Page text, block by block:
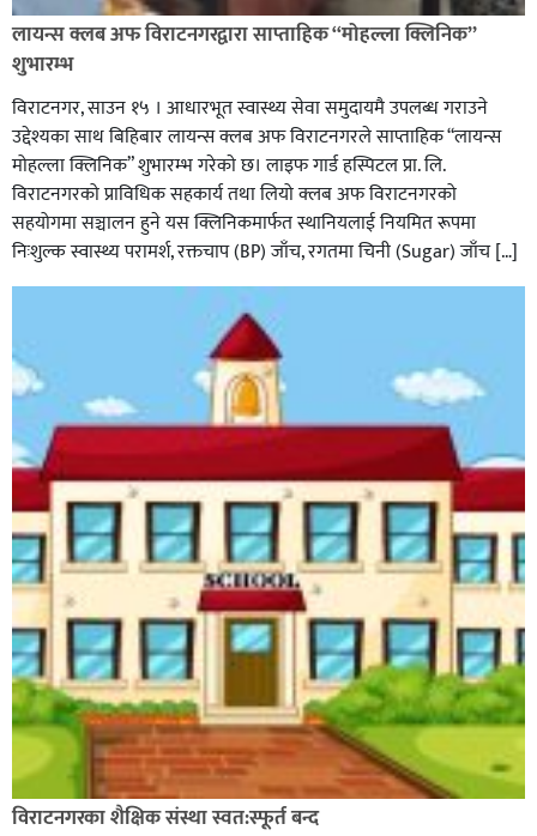
लायन्स क्लब अफ विराटनगरद्वारा साप्ताहिक “मोहल्ला क्लिनिक”
शुभारम्भ
विराटनगर, साउन १५ । आधारभूत स्वास्थ्य सेवा समुदायमै उपलब्ध गराउने
उद्देश्यका साथ बिहिबार लायन्स क्लब अफ विराटनगरले साप्ताहिक “लायन्स
मोहल्ला क्लिनिक” शुभारम्भ गरेकाे छ। लाइफ गार्ड हस्पिटल प्रा. लि.
विराटनगरको प्राविधिक सहकार्य तथा लियो क्लब अफ विराटनगरको
सहयोगमा सञ्चालन हुने यस क्लिनिकमार्फत स्थानियलाई नियमित रूपमा
निःशुल्क स्वास्थ्य परामर्श, रक्तचाप (BP) जाँच, रगतमा चिनी (Sugar) जाँच […]
विराटनगरका शैक्षिक संस्था स्वत:स्फूर्त बन्द